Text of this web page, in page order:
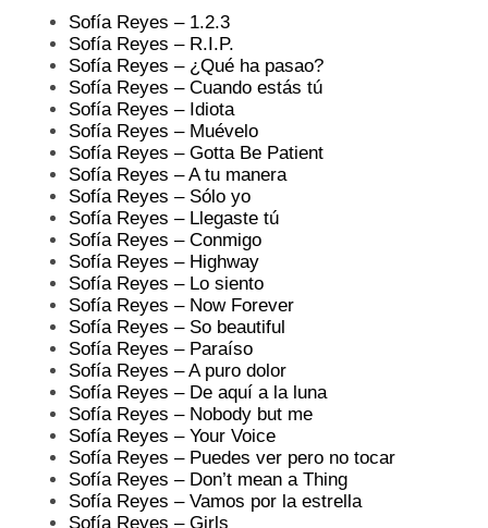
Sofía Reyes – 1.2.3
Sofía Reyes – R.I.P.
Sofía Reyes – ¿Qué ha pasao?
Sofía Reyes – Cuando estás tú
Sofía Reyes – Idiota
Sofía Reyes – Muévelo
Sofía Reyes – Gotta Be Patient
Sofía Reyes – A tu manera
Sofía Reyes – Sólo yo
Sofía Reyes – Llegaste tú
Sofía Reyes – Conmigo
Sofía Reyes – Highway
Sofía Reyes – Lo siento
Sofía Reyes – Now Forever
Sofía Reyes – So beautiful
Sofía Reyes – Paraíso
Sofía Reyes – A puro dolor
Sofía Reyes – De aquí a la luna
Sofía Reyes – Nobody but me
Sofía Reyes – Your Voice
Sofía Reyes – Puedes ver pero no tocar
Sofía Reyes – Don’t mean a Thing
Sofía Reyes – Vamos por la estrella
Sofía Reyes – Girls